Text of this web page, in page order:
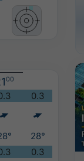
00
0.3
28°
0.3